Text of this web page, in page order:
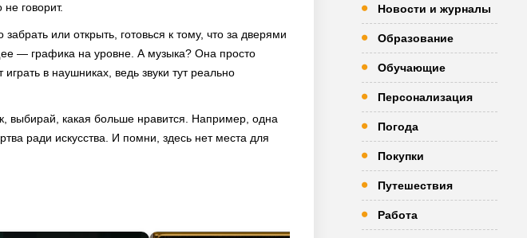
говорит.
или открыть, готовься к тому, что за дверями
— графика на уровне. А музыка? Она просто
в наушниках, ведь звуки тут реально
выбирай, какая больше нравится. Например, одна
ради искусства. И помни, здесь нет места для
Новости и журналы
Образование
Обучающие
Персонализация
Погода
Покупки
Путешествия
Работа